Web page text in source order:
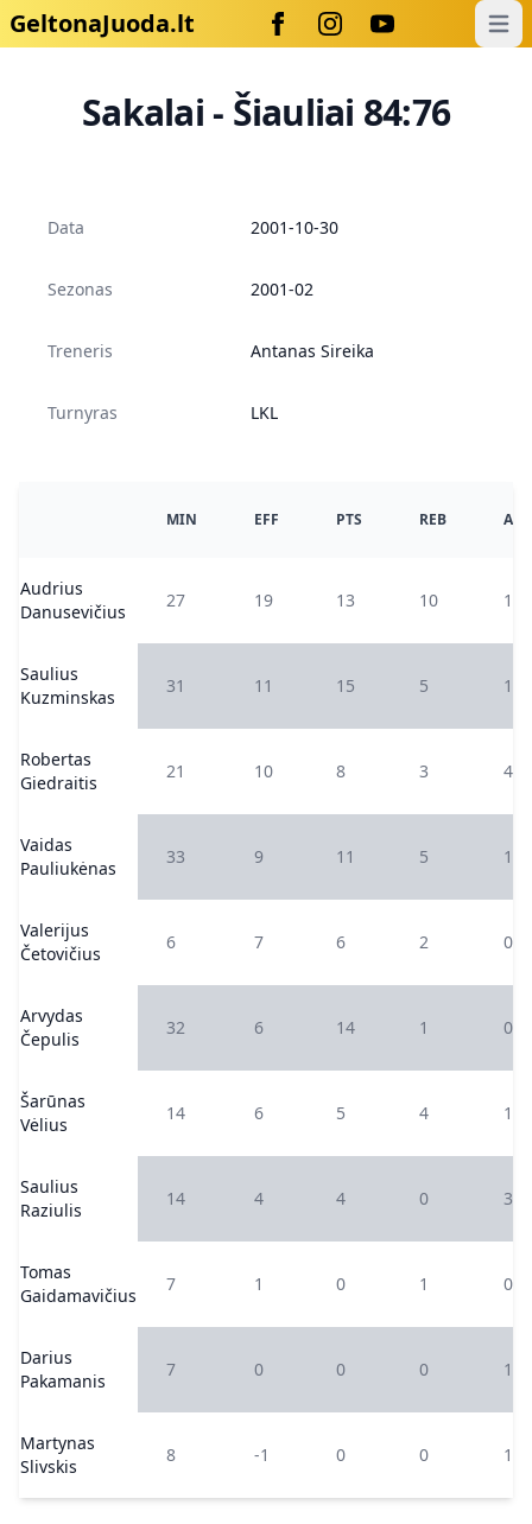
GeltonaJuoda.lt
Sakalai - Šiauliai 84:76
Data 2001-10-30
Sezonas 2001-02
Treneris Antanas Sireika
Turnyras LKL
MIN EFF PTS REB AS
Audrius
Danusevičius
27 19 13 10 1
Saulius
Kuzminskas
31 11 15 5 1
Robertas
Giedraitis
21 10 8 3 4
Vaidas
Pauliukėnas
33 9 11 5 1
Valerijus
Četovičius
6 7 6 2 0
Arvydas
Čepulis
32 6 14 1 0
Šarūnas
Vėlius
14 6 5 4 1
Saulius
Raziulis
14 4 4 0 3
Tomas
Gaidamavičius
7 1 0 1 0
Darius
Pakamanis
7 0 0 0 1
Martynas
Slivskis
8 -1 0 0 1